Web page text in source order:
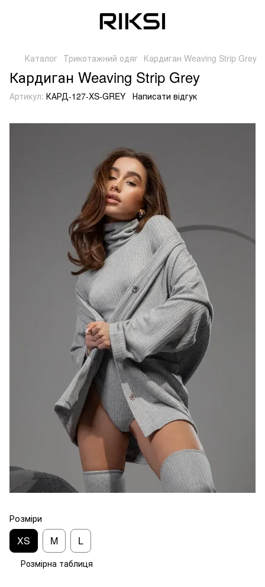
Каталог Трикотажний одяг Кардиган Weaving Strip Grey
Кардиган Weaving Strip Grey
Артикул: КАРД-127-XS-GREY Написати відгук
Розміри
XS M L
Розмірна таблиця